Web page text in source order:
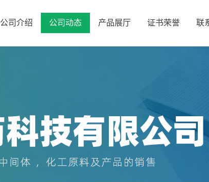
公司介绍 公司动态 产品展厅 证书荣誉 联